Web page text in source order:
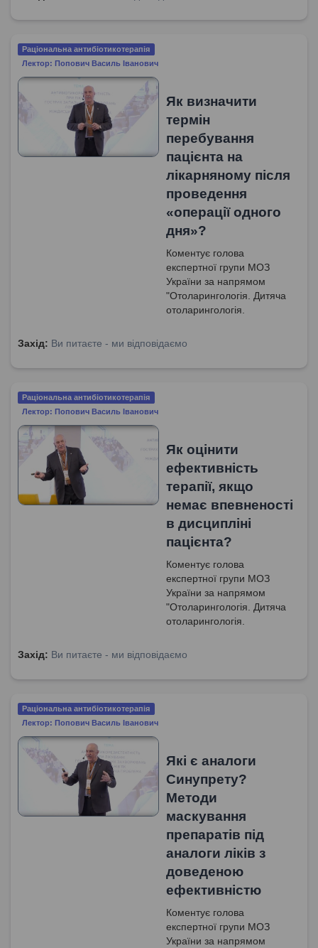
Раціональна антибіотикотерапія
Лектор: Попович Василь Іванович
Як визначити
термін
перебування
пацієнта на
лікарняному після
проведення
«операції одного
дня»?
Коментує голова
експертної групи МОЗ
України за напрямом
"Отоларингологія. Дитяча
отоларингологія.
Захід: Ви питаєте - ми відповідаємо
Раціональна антибіотикотерапія
Лектор: Попович Василь Іванович
Як оцінити
ефективність
терапії, якщо
немає впевненості
в дисципліні
пацієнта?
Коментує голова
експертної групи МОЗ
України за напрямом
"Отоларингологія. Дитяча
отоларингологія.
Захід: Ви питаєте - ми відповідаємо
Раціональна антибіотикотерапія
Лектор: Попович Василь Іванович
Які є аналоги
Синупрету?
Методи
маскування
препаратів під
аналоги ліків з
доведеною
ефективністю
Коментує голова
експертної групи МОЗ
України за напрямом